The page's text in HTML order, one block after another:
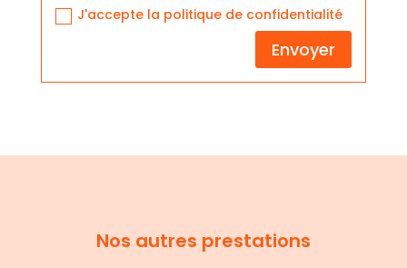
J'accepte la politique de confidentialité
Envoyer
Nos autres prestations